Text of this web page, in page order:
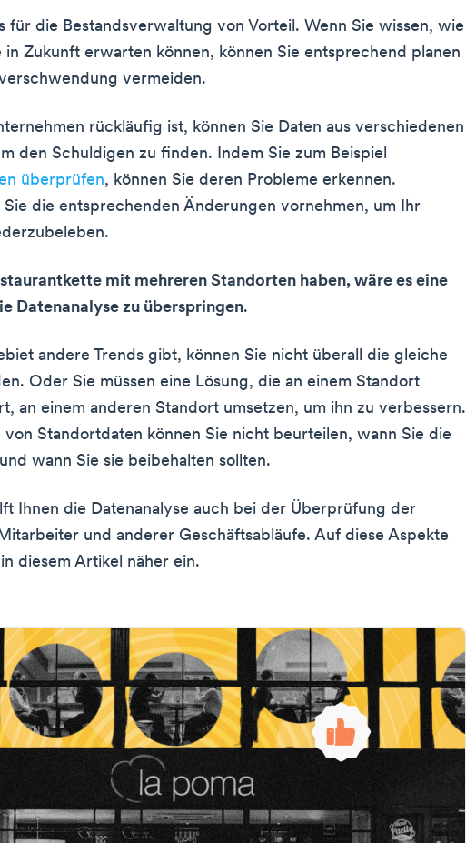
für die Bestandsverwaltung von Vorteil. Wenn Sie wissen, wie
in Zukunft erwarten können, können Sie entsprechend planen
vermeiden.
rückläufig ist, können Sie Daten aus verschiedenen
den Schuldigen zu finden. Indem Sie zum Beispiel
überprüfen, können Sie deren Probleme erkennen.
Sie die entsprechenden Änderungen vornehmen, um Ihr
mit mehreren Standorten haben, wäre es eine
Datenanalyse zu überspringen.
andere Trends gibt, können Sie nicht überall die gleiche
Oder Sie müssen eine Lösung, die an einem Standort
an einem anderen Standort umsetzen, um ihn zu verbessern.
von Standortdaten können Sie nicht beurteilen, wann Sie die
wann Sie sie beibehalten sollten.
Ihnen die Datenanalyse auch bei der Überprüfung der
und anderer Geschäftsabläufe. Auf diese Aspekte
diesem Artikel näher ein.